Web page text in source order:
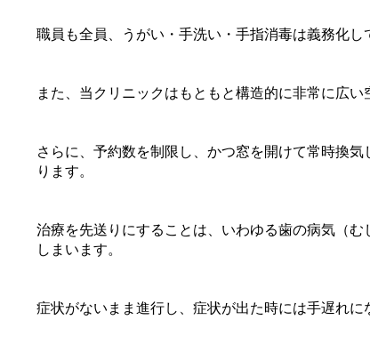
職員も全員、うがい・手洗い・手指消毒は義務化し
また、当クリニックはもともと構造的に非常に広い
さらに、予約数を制限し、かつ窓を開けて常時換
ります。
治療を先送りにすることは、いわゆる歯の病気（
しまいます。
症状がないまま進行し、症状が出た時には手遅れに